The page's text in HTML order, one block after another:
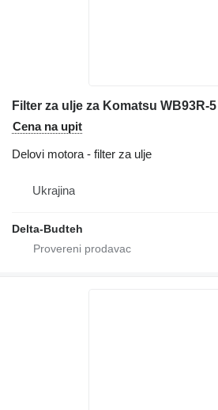
Filter za ulje za Komatsu WB93R-
Cena na upit
Delovi motora - filter za ulje
Ukrajina
Delta-Budteh